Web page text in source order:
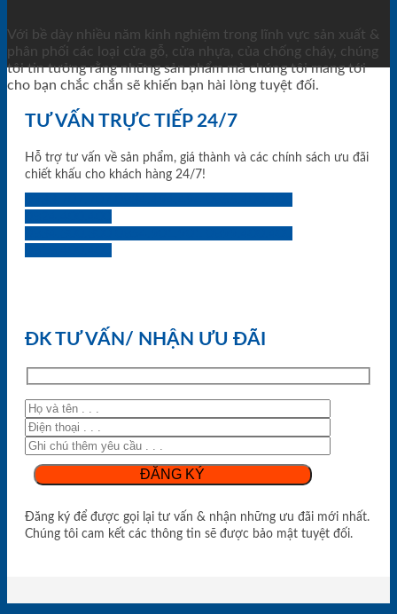
Với bề dày nhiều năm kinh nghiệm trong lĩnh vực sản xuất &
phân phối các loại cửa gỗ, cửa nhựa, của chống cháy, chúng
tôi tin tưởng rằng những sản phẩm mà chúng tôi mang tới
cho bạn chắc chắn sẽ khiến bạn hài lòng tuyệt đối.
TƯ VẤN TRỰC TIẾP 24/7
Hỗ trợ tư vấn về sản phẩm, giá thành và các chính sách ưu đãi
chiết khấu cho khách hàng 24/7!
ĐK TƯ VẤN/ NHẬN ƯU ĐÃI
Đăng ký để được gọi lại tư vấn & nhận những ưu đãi mới nhất.
Chúng tôi cam kết các thông tin sẽ được bảo mật tuyệt đối.